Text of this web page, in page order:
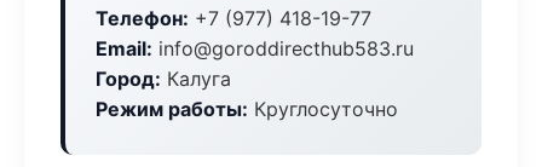
Телефон: +7 (977) 418-19-77
Email: info@goroddirecthub583.ru
Город: Калуга
Режим работы: Круглосуточно